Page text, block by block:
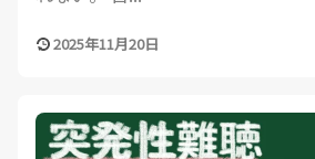
2025年11月20日